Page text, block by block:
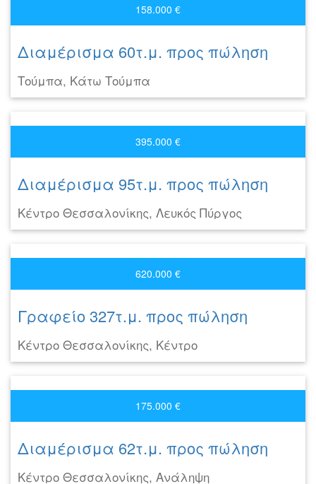
158.000 €
Διαμέρισμα 60τ.μ. προς πώληση
Τούμπα, Κάτω Τούμπα
395.000 €
Διαμέρισμα 95τ.μ. προς πώληση
Κέντρο Θεσσαλονίκης, Λευκός Πύργος
620.000 €
Γραφείο 327τ.μ. προς πώληση
Κέντρο Θεσσαλονίκης, Κέντρο
175.000 €
Διαμέρισμα 62τ.μ. προς πώληση
Κέντρο Θεσσαλονίκης, Ανάληψη